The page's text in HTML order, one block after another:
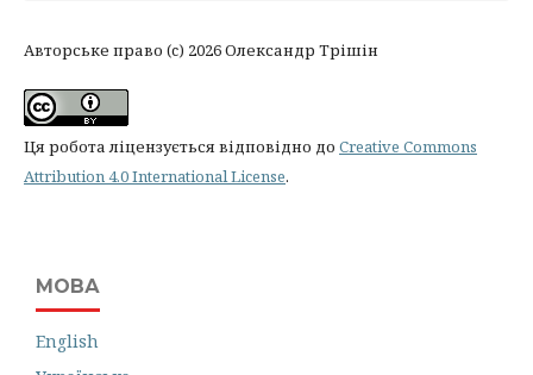
Авторське право (c) 2026 Олександр Трішін
Ця робота ліцензується відповідно до Creative Commons
Attribution 4.0 International License.
МОВА
English